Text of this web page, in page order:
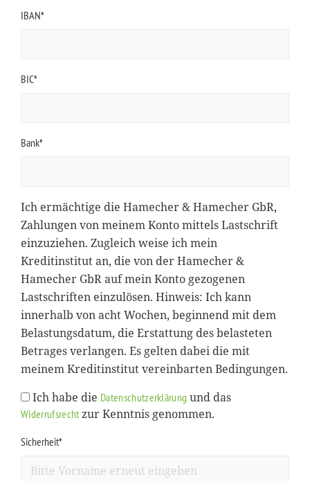
IBAN*
BIC*
Bank*
Ich ermächtige die Hamecher & Hamecher GbR,
Zahlungen von meinem Konto mittels Lastschrift
einzuziehen. Zugleich weise ich mein
Kreditinstitut an, die von der Hamecher &
Hamecher GbR auf mein Konto gezogenen
Lastschriften einzulösen. Hinweis: Ich kann
innerhalb von acht Wochen, beginnend mit dem
Belastungsdatum, die Erstattung des belasteten
Betrages verlangen. Es gelten dabei die mit
meinem Kreditinstitut vereinbarten Bedingungen.
Ich habe die Datenschutzerklärung und das
Widerrufsrechtzur Kenntnis genommen.
Sicherheit*